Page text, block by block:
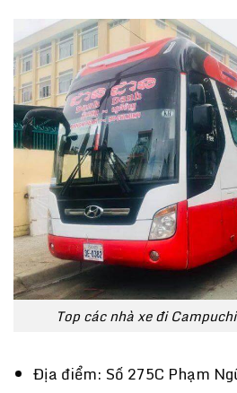
Top các nhà xe đi
Địa điểm: Số 275C Phạm